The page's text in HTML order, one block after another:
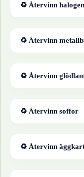
♻ Återvinn
♻ Återvinn
♻ Återvinn
♻ Återvinn soffor
♻ Återvinn